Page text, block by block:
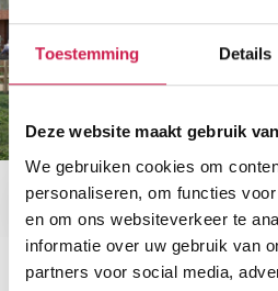
Toestemming Details
Deze website maakt gebruik
We gebruiken cookies om
personaliseren, om functies
en om ons websiteverkeer te
informatie over uw gebruik van
partners voor social media,